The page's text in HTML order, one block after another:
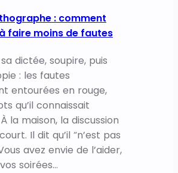
: comment
faire moins de fautes
dictée, soupire, puis
: les fautes
entourées en rouge,
qu’il connaissait
la maison, la discussion
Il dit qu’il “n’est pas
avez envie de l’aider,
soirées…